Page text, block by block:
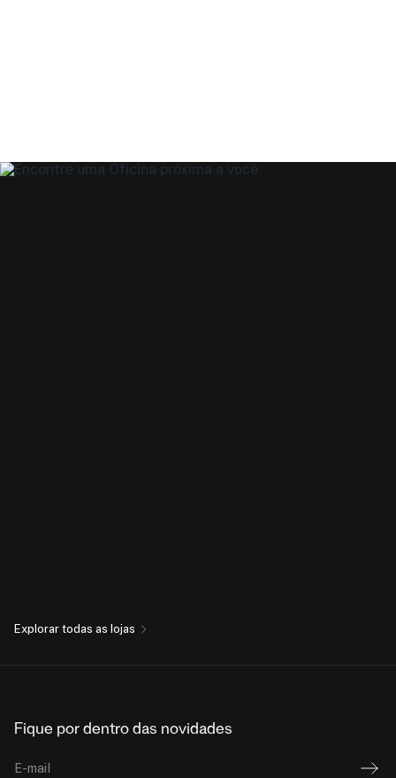
Explorar todas as lojas
Fique por dentro das novidades
E-mail